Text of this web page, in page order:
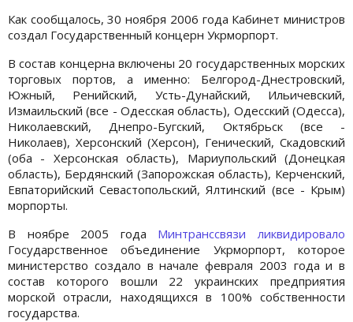
Как сообщалось, 30 ноября 2006 года Кабинет министров
создал Государственный концерн Укрморпорт.
В состав концерна включены 20 государственных морских
торговых портов, а именно: Белгород-Днестровский,
Южный, Ренийский, Усть-Дунайский, Ильичевский,
Измаильский (все - Одесская область), Одесский (Одесса),
Николаевский, Днепро-Бугский, Октябрьск (все -
Николаев), Херсонский (Херсон), Генический, Скадовский
(оба - Херсонская область), Мариупольский (Донецкая
область), Бердянский (Запорожская область), Керченский,
Евпаторийский Севастопольский, Ялтинский (все - Крым)
морпорты.
В ноябре 2005 года Минтранссвязи ликвидировало
Государственное объединение Укрморпорт, которое
министерство создало в начале февраля 2003 года и в
состав которого вошли 22 украинских предприятия
морской отрасли, находящихся в 100% собственности
государства.